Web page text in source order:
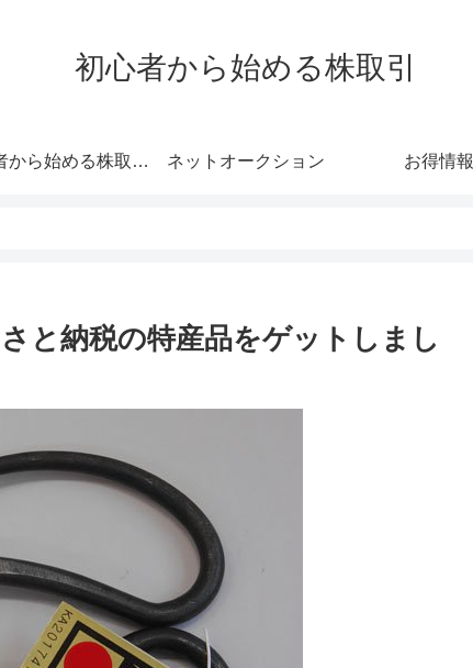
初心者から始める株取引
初心者から始める株取引 わかりやすさにこだわった初心者向けサイト ネットオークション お得情報
と納税の特産品をゲットしまし